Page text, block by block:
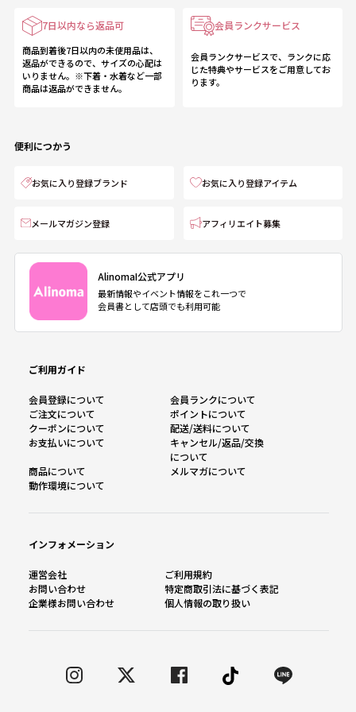
7日以内なら返品可
商品到着後7日以内の未使用品は、
返品ができるので、サイズの心配は
いりません。※下着・水着など一部
商品は返品ができません。
会員ランクサービス
会員ランクサービスで、ランクに応
じた特典やサービスをご用意してお
ります。
便利につかう
お気に入り登録ブランド お気に入り登録アイテム
メールマガジン登録 アフィリエイト募集
AlinomaI公式アプリ
最新情報やイベント情報をこれ一つで
会員書として店頭でも利用可能
ご利用ガイド
会員登録について
会員ランクについて
ご注文について
ポイントについて
クーポンについて
配送/送料について
お支払いについて
キャンセル/返品/交換
について
商品について
メルマガについて
動作環境について
インフォメーション
運営会社
ご利用規約
お問い合わせ
特定商取引法に基づく表記
企業様お問い合わせ
個人情報の取り扱い